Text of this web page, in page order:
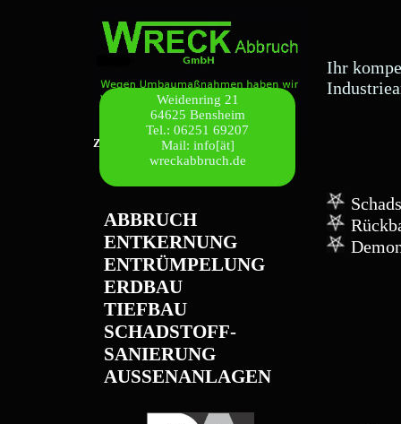
Zurück zur Startseite
ABBRUCH
ENTKERNUNG
ENTRÜMPELUNG
ERDBAU
TIEFBAU
SCHADSTOFF-
SANIERUNG
AUSSENANLAGEN
Weidenring 21
64625 Bensheim
Tel.: 06251 69207
Mail: info[ät]
wreckabbruch.de
Ihr